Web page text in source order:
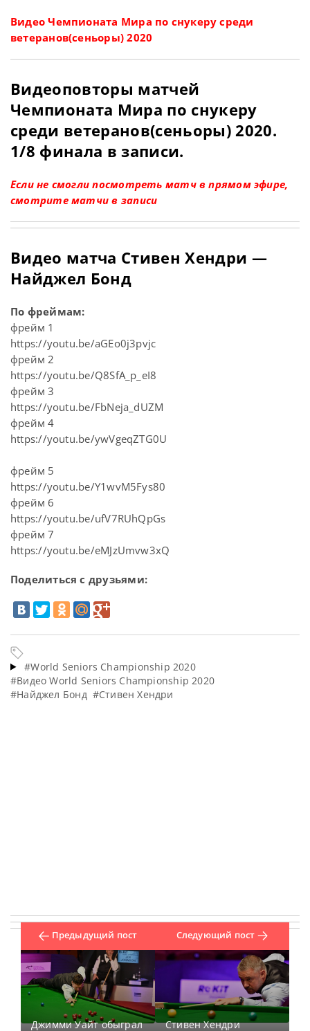
Видео Чемпионата Мира по снукеру среди
ветеранов(сеньоры) 2020
Видеоповторы матчей
Чемпионата Мира по снукеру
среди ветеранов(сеньоры) 2020.
1/8 финала в записи.
Если не смогли посмотреть матч в прямом эфире,
смотрите матчи в записи
Видео матча Стивен Хендри —
Найджел Бонд
По фреймам:
фрейм 1
https://youtu.be/aGEo0j3pvjc
фрейм 2
https://youtu.be/Q8SfA_p_eI8
фрейм 3
https://youtu.be/FbNeja_dUZM
фрейм 4
https://youtu.be/ywVgeqZTG0U
фрейм 5
https://youtu.be/Y1wvM5Fys80
фрейм 6
https://youtu.be/ufV7RUhQpGs
фрейм 7
https://youtu.be/eMJzUmvw3xQ
Поделиться с друзьями:
#World Seniors Championship 2020
#Видео World Seniors Championship 2020
#Найджел Бонд #Стивен Хендри
Предыдущий пост
Джимми Уайт обыграл
Следующий пост
Стивен Хендри